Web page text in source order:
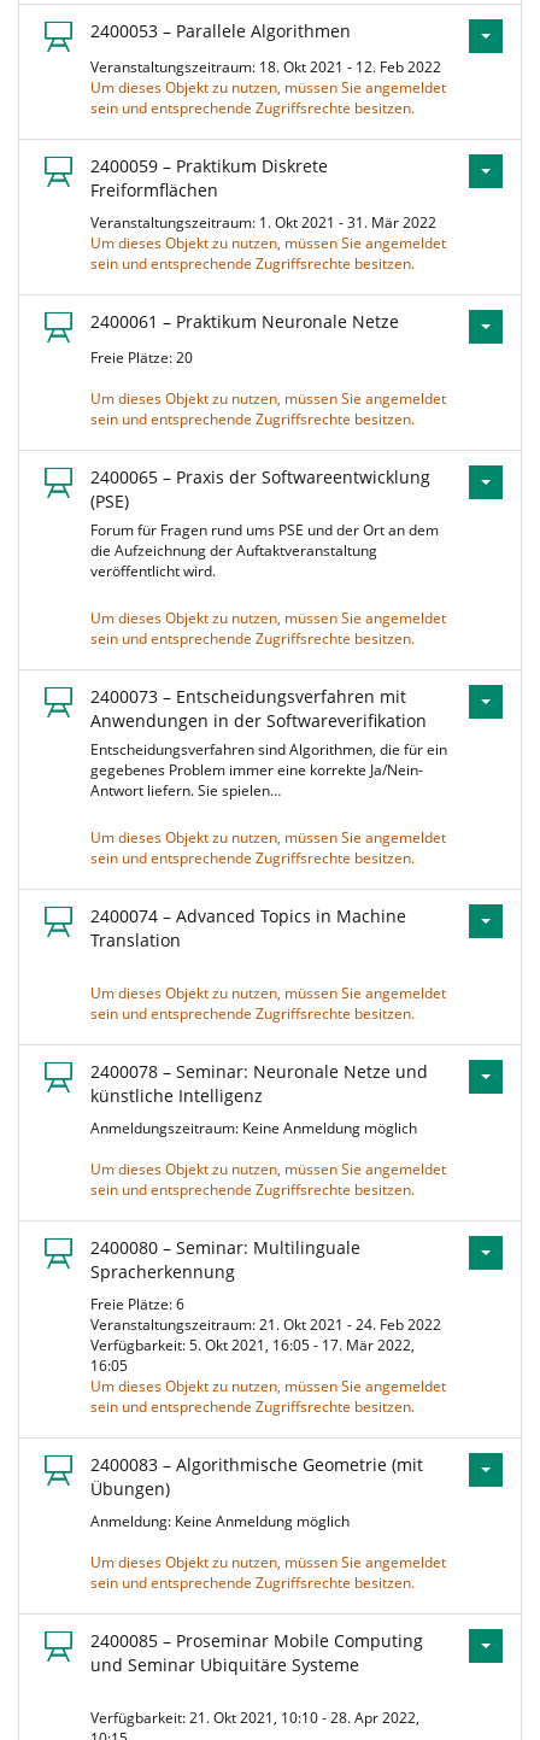
2400053 – Parallele Algorithmen
Veranstaltungszeitraum: 18. Okt 2021 - 12. Feb 2022
Um dieses Objekt zu nutzen, müssen Sie angemeldet
sein und entsprechende Zugriffsrechte besitzen.
2400059 – Praktikum Diskrete
Freiformflächen
Veranstaltungszeitraum: 1. Okt 2021 - 31. Mär 2022
Um dieses Objekt zu nutzen, müssen Sie angemeldet
sein und entsprechende Zugriffsrechte besitzen.
2400061 – Praktikum Neuronale Netze
Freie Plätze: 20
Um dieses Objekt zu nutzen, müssen Sie angemeldet
sein und entsprechende Zugriffsrechte besitzen.
2400065 – Praxis der Softwareentwicklung
(PSE)
Forum für Fragen rund ums PSE und der Ort an dem
die Aufzeichnung der Auftaktveranstaltung
veröffentlicht wird.
Um dieses Objekt zu nutzen, müssen Sie angemeldet
sein und entsprechende Zugriffsrechte besitzen.
2400073 – Entscheidungsverfahren mit
Anwendungen in der Softwareverifikation
Entscheidungsverfahren sind Algorithmen, die für ein
gegebenes Problem immer eine korrekte Ja/Nein-
Antwort liefern. Sie spielen…
Um dieses Objekt zu nutzen, müssen Sie angemeldet
sein und entsprechende Zugriffsrechte besitzen.
2400074 – Advanced Topics in Machine
Translation
Um dieses Objekt zu nutzen, müssen Sie angemeldet
sein und entsprechende Zugriffsrechte besitzen.
2400078 – Seminar: Neuronale Netze und
künstliche Intelligenz
Anmeldungszeitraum: Keine Anmeldung möglich
Um dieses Objekt zu nutzen, müssen Sie angemeldet
sein und entsprechende Zugriffsrechte besitzen.
2400080 – Seminar: Multilinguale
Spracherkennung
Freie Plätze: 6
Veranstaltungszeitraum: 21. Okt 2021 - 24. Feb 2022
Verfügbarkeit: 5. Okt 2021, 16:05 - 17. Mär 2022,
16:05
Um dieses Objekt zu nutzen, müssen Sie angemeldet
sein und entsprechende Zugriffsrechte besitzen.
2400083 – Algorithmische Geometrie (mit
Übungen)
Anmeldung: Keine Anmeldung möglich
Um dieses Objekt zu nutzen, müssen Sie angemeldet
sein und entsprechende Zugriffsrechte besitzen.
2400085 – Proseminar Mobile Computing
und Seminar Ubiquitäre Systeme
Verfügbarkeit: 21. Okt 2021, 10:10 - 28. Apr 2022,